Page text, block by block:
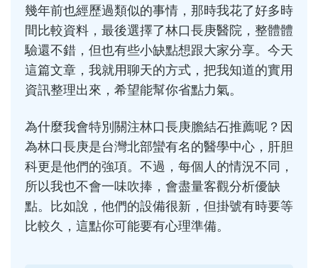
幾年前也經歷過類似的事情，那時我花了好多時
間比較資料，最後選擇了林口長庚醫院，整體體
驗還不錯，但也有些小缺點想跟大家分享。今天
這篇文章，我就用聊天的方式，把我知道的實用
資訊整理出來，希望能幫你省點力氣。
為什麼我會特別關注林口長庚膽結石推薦呢？因
為林口長庚是台灣北部蠻有名的醫學中心，肝胆
科更是他們的強項。不過，每個人的情況不同，
所以我也不會一味吹捧，會盡量客觀分析優缺
點。比如說，他們的設備很新，但掛號有時要等
比較久，這點你可能要有心理準備。